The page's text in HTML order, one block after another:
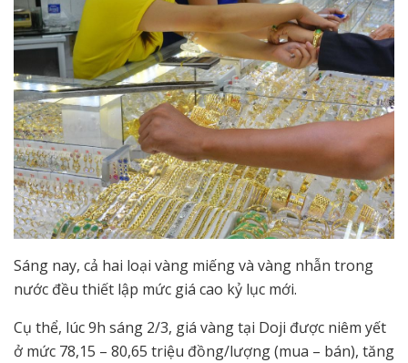
Sáng nay, cả hai loại vàng miếng và vàng nhẫn trong
nước đều thiết lập mức giá cao kỷ lục mới.
Cụ thể, lúc 9h sáng 2/3, giá vàng tại Doji được niêm yết
ở mức 78,15 – 80,65 triệu đồng/lượng (mua – bán), tăng